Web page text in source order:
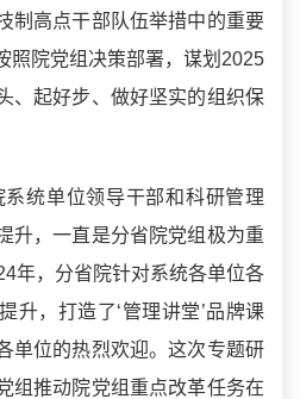
制高点干部队伍举措中的重要
照院党组决策部署，谋划2025
、起好步、做好坚实的组织保
系统单位领导干部和科研管理
升，一直是分省院党组 极为重
年，分省院针对系统各单位各
升，打造了‘管理讲堂’品牌课
单位的热烈欢迎。这次专题研
组推动院党组重点改革任务在